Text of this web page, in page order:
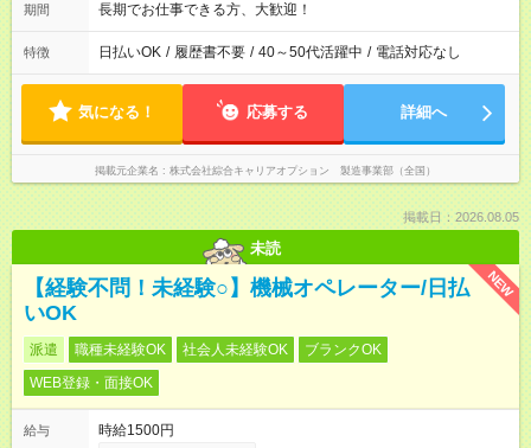
期間 長期でお仕事できる方、大歓迎！
特徴 日払いOK / 履歴書不要 / 40～50代活躍中 / 電話対応なし
気になる！ 応募する 詳細へ
掲載元企業名 株式会社綜合キャリアオプション 製造事業部（全国）
掲載日：2026.08.05
未読
NEW
【経験不問！未経験○】機械オペレーター/日払
いOK
派遣 職種未経験OK 社会人未経験OK
ブランクOK
WEB登録・面接OK
給与
時給1500円